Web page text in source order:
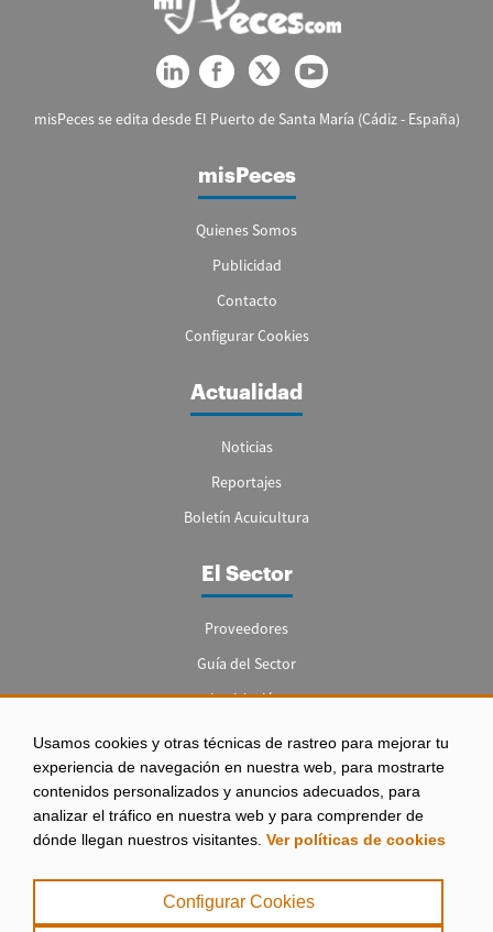
Usamos cookies y otras técnicas de rastreo para mejorar tu
experiencia de navegación en nuestra web, para mostrarte
contenidos personalizados y anuncios adecuados, para
analizar el tráfico en nuestra web y para comprender de
dónde llegan nuestros visitantes. Ver políticas de cookies
Configurar Cookies
misPeces se edita desde El Puerto de Santa María (Cádiz - España)
misPeces
Quienes Somos
Publicidad
Contacto
Configurar Cookies
Actualidad
Noticias
Reportajes
Boletín Acuicultura
El Sector
Proveedores
Guía del Sector
Legislación
Empleo
Aviso legal
|
Política de Privacidad